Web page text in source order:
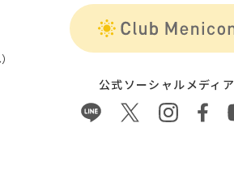
公式ソーシャルメディア